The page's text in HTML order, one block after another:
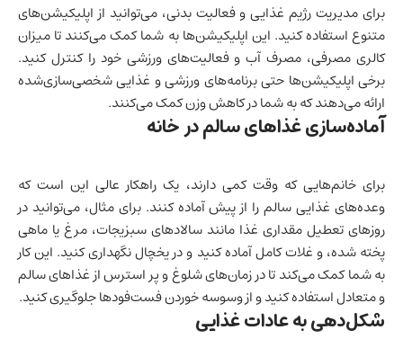
برای مدیریت رژیم غذایی و فعالیت بدنی، می‌توانید از اپلیکیشن‌های
متنوع استفاده کنید. این اپلیکیشن‌ها به شما کمک می‌کنند تا میزان
کالری مصرفی، مصرف آب و فعالیت‌های ورزشی خود را کنترل کنید.
برخی اپلیکیشن‌ها حتی برنامه‌های ورزشی و غذایی شخصی‌سازی‌شده
ارائه می‌دهند که به شما در کاهش وزن کمک می‌کنند.
آماده‌سازی غذاهای سالم در خانه
برای خانم‌هایی که وقت کمی دارند، یک راهکار عالی این است که
وعده‌های غذایی سالم را از پیش آماده کنند. برای مثال، می‌توانید در
روزهای تعطیل مقداری غذا مانند سالادهای سبزیجات، مرغ یا ماهی
پخته شده، و غلات کامل آماده کنید و در یخچال نگهداری کنید. این کار
به شما کمک می‌کند تا در زمان‌های شلوغ و پر استرس از غذاهای سالم
و متعادل استفاده کنید و از وسوسه خوردن فست‌فودها جلوگیری کنید.
شکل‌دهی به عادات غذایی